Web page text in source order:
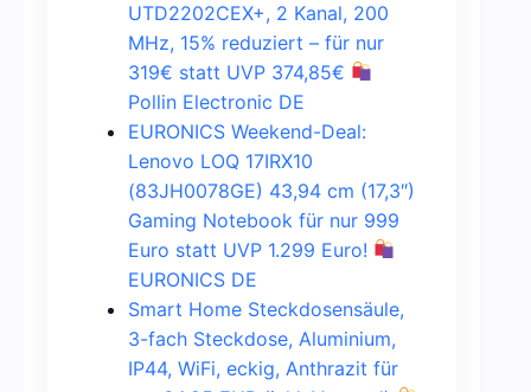
UTD2202CEX+, 2 Kanal, 200
MHz, 15% reduziert – für nur
319€ statt UVP 374,85€
Pollin Electronic DE
EURONICS Weekend-Deal:
Lenovo LOQ 17IRX10
(83JH0078GE) 43,94 cm (17,3″)
Gaming Notebook für nur 999
Euro statt UVP 1.299 Euro!
EURONICS DE
Smart Home Steckdosensäule,
3-fach Steckdose, Aluminium,
IP44, WiFi, eckig, Anthrazit für